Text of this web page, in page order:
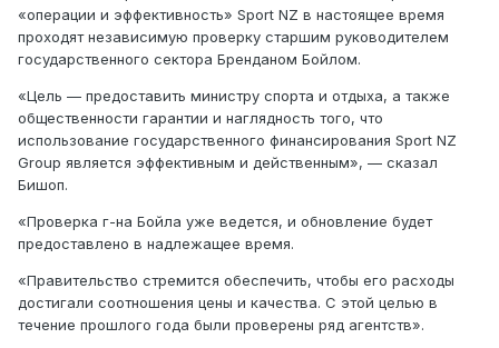
«операции и эффективность» Sport NZ в настоящее время
проходят независимую проверку старшим руководителем
государственного сектора Бренданом Бойлом.
«Цель — предоставить министру спорта и отдыха, а также
общественности гарантии и наглядность того, что
использование государственного финансирования Sport NZ
Group является эффективным и действенным», — сказал
Бишоп.
«Проверка г-на Бойла уже ведется, и обновление будет
предоставлено в надлежащее время.
«Правительство стремится обеспечить, чтобы его расходы
достигали соотношения цены и качества. С этой целью в
течение прошлого года были проверены ряд агентств».